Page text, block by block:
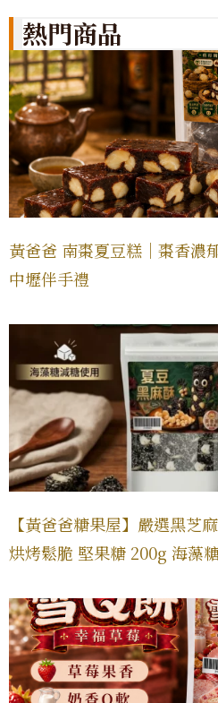
熱門商品
黃爸爸 南棗夏豆糕｜棗香濃
中壢伴手禮
【黃爸爸糖果屋】嚴選黑芝
烘烤鬆脆 堅果糖 200g 海藻